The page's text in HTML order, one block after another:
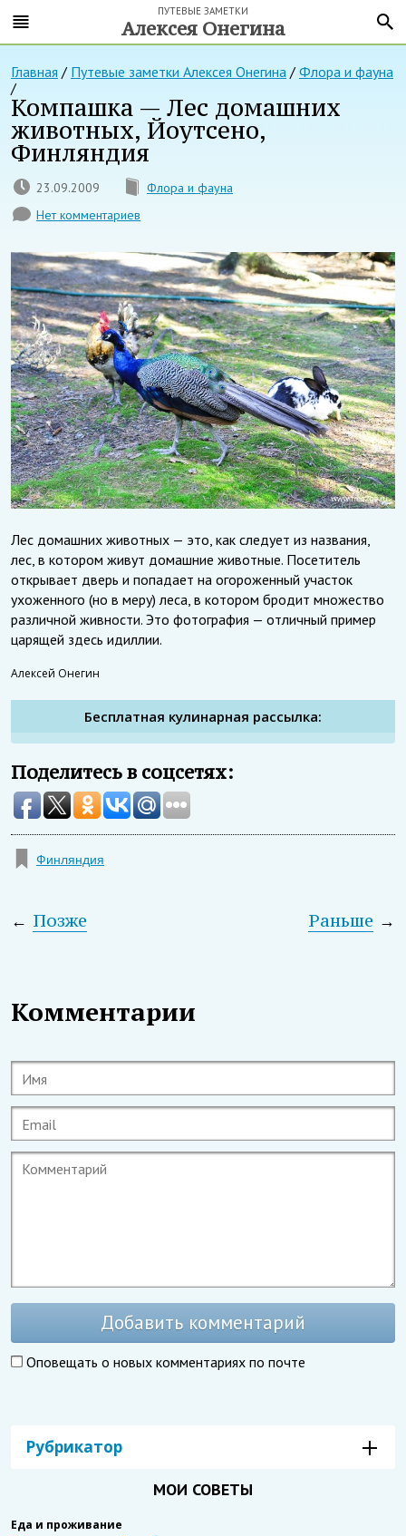
ПУТЕВЫЕ ЗАМЕТКИ
Алексея Онегина
Главная / Путевые заметки Алексея Онегина / Флора и фауна
/
Компашка — Лес домашних
животных, Йоутсено,
Финляндия
23.09.2009
Флора и фауна
Нет комментариев
Лес домашних животных — это, как следует из названия,
лес, в котором живут домашние животные. Посетитель
открывает дверь и попадает на огороженный участок
ухоженного (но в меру) леса, в котором бродит множество
различной живности. Это фотография — отличный пример
царящей здесь идиллии.
Алексей Онегин
Бесплатная кулинарная рассылка:
Поделитесь в соцсетях:
Финляндия
← Позже →
Раньше
Комментарии
Добавить комментарий
Оповещать о новых комментариях по почте
Рубрикатор
МОИ СОВЕТЫ
Еда и проживание